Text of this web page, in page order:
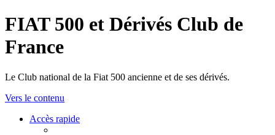
FIAT 500 et Dérivés Club de
France
Le Club national de la Fiat 500 ancienne et de ses dérivés.
Vers le contenu
Accès rapide